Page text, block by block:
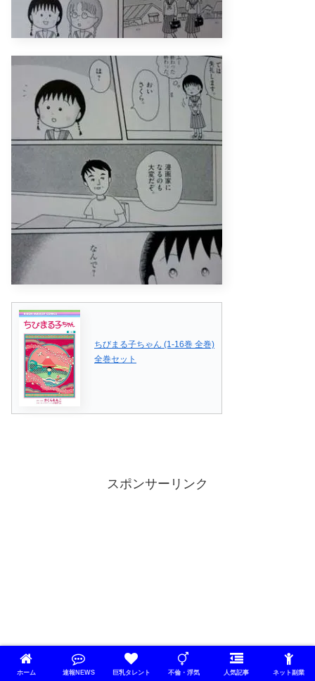
ちびまる子ちゃん (1-16巻 全巻)
全巻セット
スポンサーリンク
ホーム 速報NEWS 巨乳タレント 不倫・浮気 人気記事 ネット副業